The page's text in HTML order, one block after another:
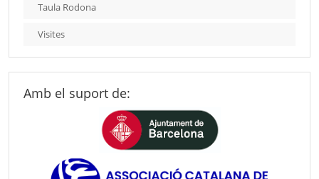
Taula Rodona
Visites
Amb el suport de: